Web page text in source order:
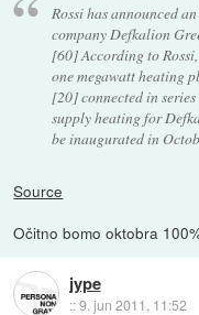
Rossi has announced
company Defkalion
[60] According to
one megawatt heating
[20] connected in
supply heating for
be inaugurated in
Source
Očitno bomo oktobra
jype
::9. jun 2011, 11:52